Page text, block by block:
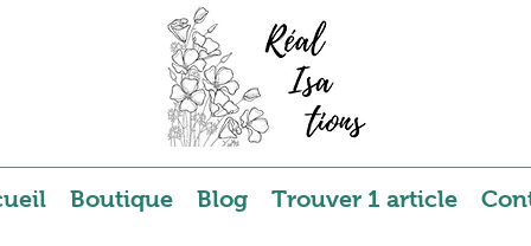
Boutique Blog Trouver 1 article